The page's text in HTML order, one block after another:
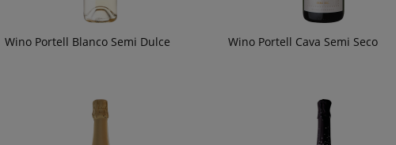
Wino Portell Blanco Semi Dulce Wino Portell Cava Semi Seco